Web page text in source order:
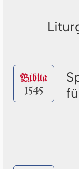
Biblia
1545